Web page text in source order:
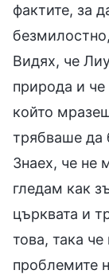
фактите, за
Видях, че
природа и
който
трябваше да
Знаех, че не
гледам как
църквата и
това, така
проблемите